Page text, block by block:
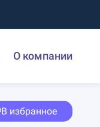
О компании
В избранное